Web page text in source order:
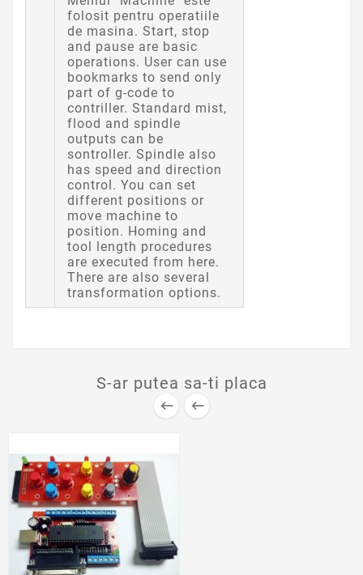
folosit pentru operatiile
de masina. Start, stop
and pause are basic
operations. User can use
bookmarks to send only
part of g-code to
contriller. Standard mist,
flood and spindle
outputs can be
sontroller. Spindle also
has speed and direction
control. You can set
different positions or
move machine to
position. Homing and
tool length procedures
are executed from here.
There are also several
transformation options.
S-ar putea sa-ti placa
 